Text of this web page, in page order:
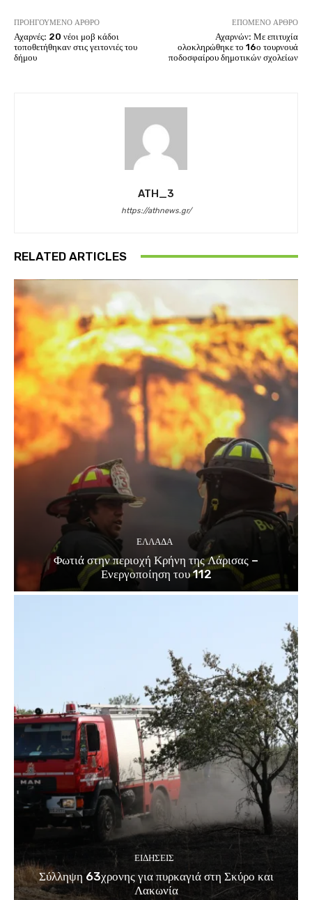
ΠΡΟΗΓΟΎΜΕΝΟ ΆΡΘΡΟ
Αχαρνές: 20 νέοι μοβ κάδοι
τοποθετήθηκαν στις γειτονιές του
δήμου
ΕΠΌΜΕΝΟ ΆΡΘΡΟ
Αχαρνών: Με επιτυχία
ολοκληρώθηκε το 16ο τουρνουά
ποδοσφαίρου δημοτικών σχολείων
ATH_3
https://athnews.gr/
RELATED ARTICLES
ΕΛΛΑΔΑ
Φωτιά στην περιοχή Κρήνη της Λάρισας –
Ενεργοποίηση του 112
ΕΙΔΗΣΕΙΣ
Σύλληψη 63χρονης για πυρκαγιά στη Σκύρο και
Λακωνία